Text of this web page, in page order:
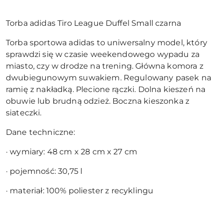
Torba adidas Tiro League Duffel Small czarna
Torba sportowa adidas to uniwersalny model, który
sprawdzi się w czasie weekendowego wypadu za
miasto, czy w drodze na trening. Główna komora z
dwubiegunowym suwakiem. Regulowany pasek na
ramię z nakładką. Plecione rączki. Dolna kieszeń na
obuwie lub brudną odzież. Boczna kieszonka z
siateczki.
Dane techniczne:
· wymiary: 48 cm x 28 cm x 27 cm
· pojemność: 30,75 l
· materiał: 100% poliester z recyklingu